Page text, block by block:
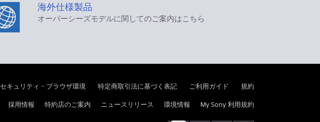
海外仕様製品
オーバーシーズモデルに関してのご案内はこちら
セキュリティ・ブラウザ環境 特定商取引法に基づく表記 ご利用ガイド 規約
採用情報 特約店のご案内 ニュースリリース 環境情報 My Sony 利用規約